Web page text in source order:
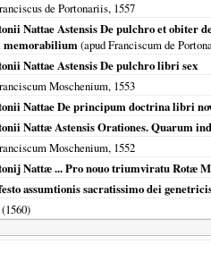
de Portonariis, 1557
Nattae Astensis De pulchro et obiter
(apud Franciscum de
Nattae Astensis De pulchro libri sex
Moschenium, 1553
Nattae De principum doctrina libri
Nattæ Astensis Orationes. Quarum
Moschenium, 1552
Nattæ ... Pro nouo triumviratu Rotæ
assumtionis sacratissimo dei
(1560)